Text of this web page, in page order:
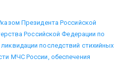
Президента Российской
Российской Федерации по
последствий стихийных
МЧС России, обеспечения